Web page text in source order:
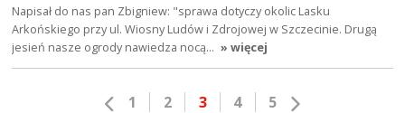
Napisał do nas pan Zbigniew: "sprawa dotyczy okolic Lasku
Arkońskiego przy ul. Wiosny Ludów i Zdrojowej w Szczecinie. Drugą
jesień nasze ogrody nawiedza nocą… » więcej
1 2 3 4 5